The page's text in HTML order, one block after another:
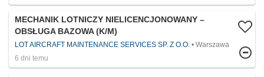
MECHANIK LOTNICZY NIELICENCJONOWANY –
OBSŁUGA BAZOWA (K/M)
LOT AIRCRAFT MAINTENANCE SERVICES SP. Z O.O.
Warszawa
6 dni temu